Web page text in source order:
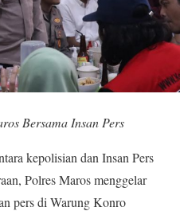
Bersama Insan Pers
kepolisian dan Insan Pers
Polres Maros menggelar
pers di Warung Konro